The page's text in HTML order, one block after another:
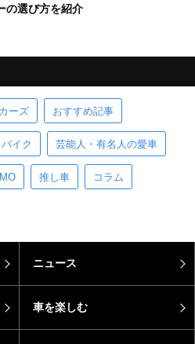
の選び方を紹介
ーズ おすすめ記事
バイク 芸能人・有名人の愛車
推し車 コラム
ニュース
車を楽しむ